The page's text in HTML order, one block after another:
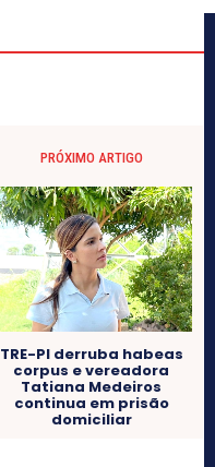
PRÓXIMO ARTIGO
TRE-PI derruba habeas
corpus e vereadora
Tatiana Medeiros
continua em prisão
domiciliar